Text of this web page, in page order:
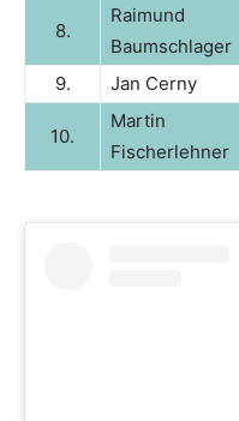
8.
Raimund
Baumschlager
9. Jan Cerny
10.
Martin
Fischerlehner